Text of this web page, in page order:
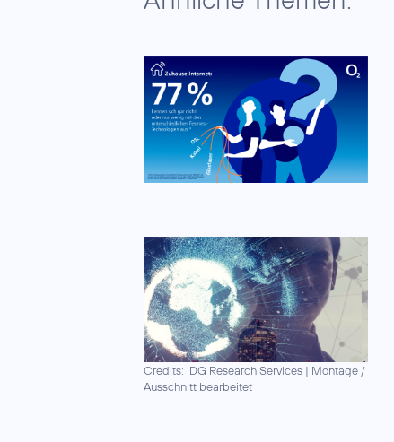
Credits: IDG Research Services | Montage /
Ausschnitt bearbeitet